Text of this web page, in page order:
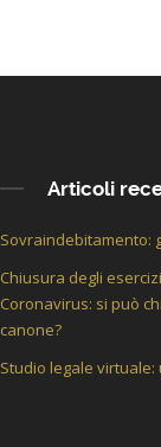
Articoli
Sovraindebitamento:
Chiusura degli
Coronavirus: si può
canone?
Studio legale